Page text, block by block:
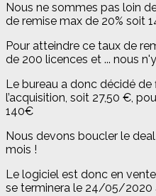
Nous ne sommes pas loin
de remise max de 20% soit
Pour atteindre ce taux de
de 200 licences et ... nous
Le bureau a donc décidé
l’acquisition, soit 27,50 €,
140€
Nous devons boucler le
mois !
Le logiciel est donc en
se terminera le 24/05/2020